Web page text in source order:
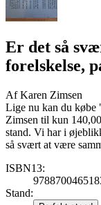
Er det så
forelskelse,
AfKaren Zimsen
Lige nu kan du købe
Zimsen til kun
stand. Vi har i
så svært at være
ISBN13:
Stand: